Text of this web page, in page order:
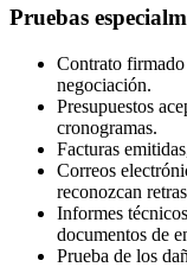
Pruebas
Contrato
negociación.
Presupuestos
cronogramas.
Facturas
Correos
reconozcan
Informes
documentos de
Prueba de los